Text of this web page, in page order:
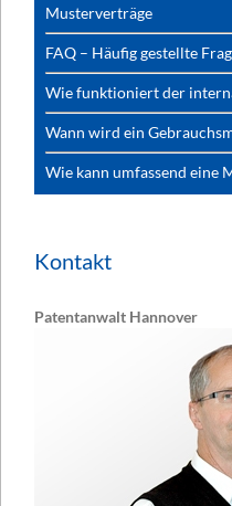
Musterverträge
FAQ – Häufig gestellte
Wie funktioniert der
Wann wird ein
Wie kann umfassend eine
Kontakt
Patentanwalt Hannover